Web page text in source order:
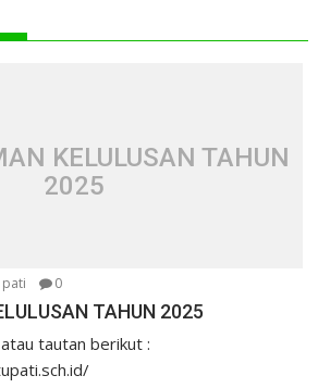
KELULUSAN TAHUN
2025
0
TAHUN 2025
tautan berikut :